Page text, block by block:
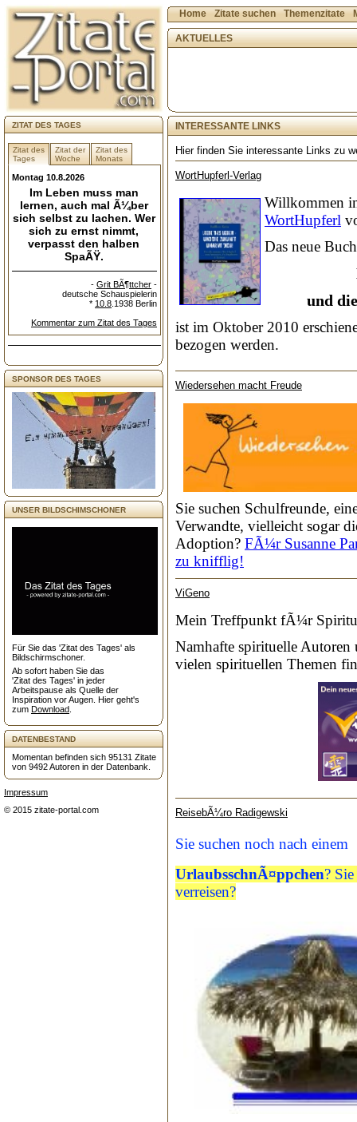
ZITAT DES TAGES
Zitat des
Tages
Zitat der
Woche
Zitat des
Monats
Montag 10.8.2026
Im Leben muss man
lernen, auch mal Ã¼ber
sich selbst zu lachen. Wer
sich zu ernst nimmt,
verpasst den halben
SpaÃŸ.
- Grit BÃ¶ttcher -
deutsche Schauspielerin
* 10.8 .1938 Berlin
Kommentar zum Zitat des Tages
SPONSOR DES TAGES
UNSER BILDSCHIMSCHONER
Für Sie das 'Zitat des Tages' als
Bildschirmschoner.
Ab sofort haben Sie das
'Zitat des Tages' in jeder
Arbeitspause als Quelle der
Inspiration vor Augen. Hier geht's
zum Download
DATENBESTAND
Momentan befinden sich 95131 Zitate
von 9492 Autoren in der Datenbank.
Impressum
© 2015 zitate-portal.com
Home Zitate suchen Themenzitate
AKTUELLES
INTERESSANTE LINKS
Hier finden Sie interessante Links zu
WortHupferl-Verlag
Willkommen
WortHupferl
Das neue Buch
und
ist im Oktober 2010
bezogen werden.
Wiedersehen macht Freude
Sie suchen Schulfreunde,
Verwandte, vielleicht sogar
Adoption? FÃ¼r Susanne
zu knifflig!
ViGeno
Mein Treffpunkt fÃ¼r
Namhafte spirituelle
vielen spirituellen Themen
ReisebÃ¼ro Radigewski
Sie suchen noch nach einem
UrlaubsschnÃ¤ppchen?
verreisen?